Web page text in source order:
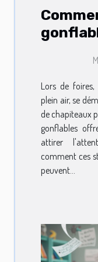
Lors de
plein air, se
de chapiteaux
gonflables
attirer
comment ces
peuvent...